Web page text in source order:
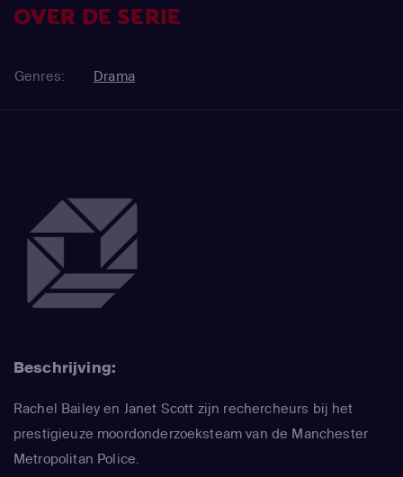
OVER DE SERIE
Genres: Drama
Beschrijving:
Rachel Bailey en Janet Scott zijn rechercheurs bij het
prestigieuze moordonderzoeksteam van de Manchester
Metropolitan Police.